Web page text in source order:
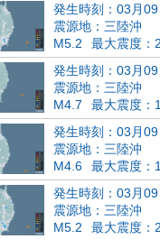
発生時刻：03月
震源地：三陸沖
M5.2
最大震度：2
発生時刻：03月
震源地：三陸沖
M4.7
最大震度：1
発生時刻：03月
震源地：三陸沖
M4.6
最大震度：1
発生時刻：03月
震源地：三陸沖
M5.2
最大震度：2